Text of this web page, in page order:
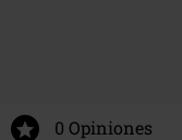
0 Opiniones